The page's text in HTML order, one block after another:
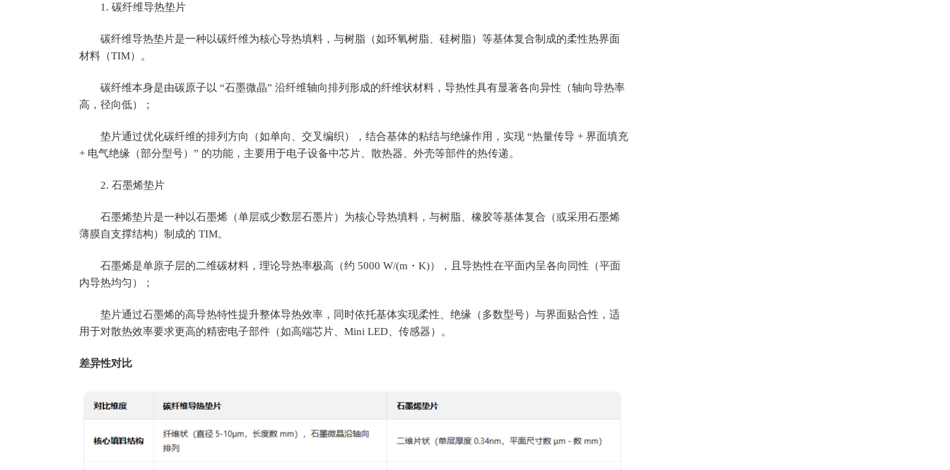
1. 碳纤维导热垫片
碳纤维导热垫片是一种以碳纤维为核心导热填料，与树脂（如环氧树脂、硅树脂）等基体复合制成的柔性热界面
材料（TIM）。
碳纤维本身是由碳原子以 “石墨微晶” 沿纤维轴向排列形成的纤维状材料，导热性具有显著各向异性（轴向导热率
高，径向低）；
垫片通过优化碳纤维的排列方向（如单向、交叉编织），结合基体的粘结与绝缘作用，实现 “热量传导 + 界面填充
+ 电气绝缘（部分型号）” 的功能，主要用于电子设备中芯片、散热器、外壳等部件的热传递。
2. 石墨烯垫片
石墨烯垫片是一种以石墨烯（单层或少数层石墨片）为核心导热填料，与树脂、橡胶等基体复合（或采用石墨烯
薄膜自支撑结构）制成的 TIM。
石墨烯是单原子层的二维碳材料，理论导热率极高（约 5000 W/(m・K)），且导热性在平面内呈各向同性（平面
内导热均匀）；
垫片通过石墨烯的高导热特性提升整体导热效率，同时依托基体实现柔性、绝缘（多数型号）与界面贴合性，适
用于对散热效率要求更高的精密电子部件（如高端芯片、Mini LED、传感器）。
差异性对比